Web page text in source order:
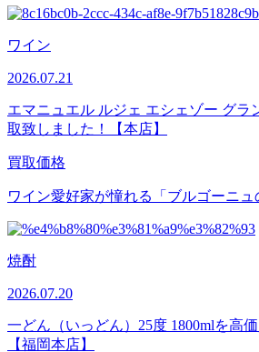
ワイン
2026.07.21
エマニュエル ルジェ エシェゾー グラ
取致しました！【本店】
買取価格
ワイン愛好家が憧れる「ブルゴーニュ
焼酎
2026.07.20
一どん（いっどん）25度 1800mlを高
【福岡本店】